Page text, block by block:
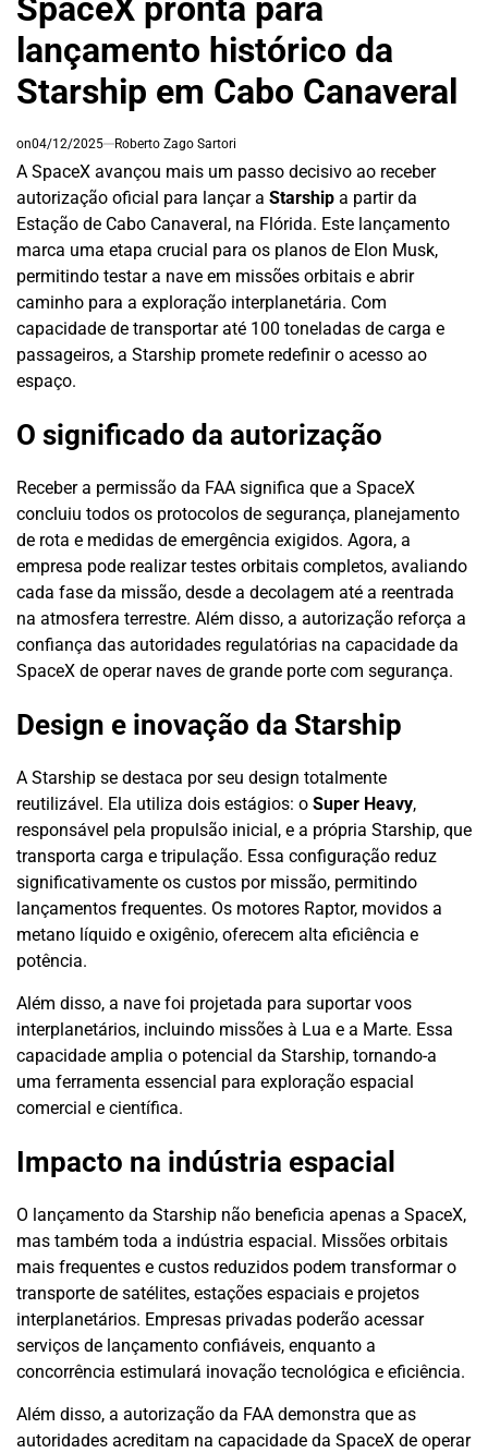
SpaceX pronta para
lançamento histórico da
Starship em Cabo Canaveral
on04/12/2025 Roberto Zago Sartori
A SpaceX avançou mais um passo decisivo ao receber
autorização oficial para lançar a Starship a partir da
Estação de Cabo Canaveral, na Flórida. Este lançamento
marca uma etapa crucial para os planos de Elon Musk,
permitindo testar a nave em missões orbitais e abrir
caminho para a exploração interplanetária. Com
capacidade de transportar até 100 toneladas de carga e
passageiros, a Starship promete redefinir o acesso ao
espaço.
O significado da autorização
Receber a permissão da FAA significa que a SpaceX
concluiu todos os protocolos de segurança, planejamento
de rota e medidas de emergência exigidos. Agora, a
empresa pode realizar testes orbitais completos, avaliando
cada fase da missão, desde a decolagem até a reentrada
na atmosfera terrestre. Além disso, a autorização reforça a
confiança das autoridades regulatórias na capacidade da
SpaceX de operar naves de grande porte com segurança.
Design e inovação da Starship
A Starship se destaca por seu design totalmente
reutilizável. Ela utiliza dois estágios: o Super Heavy,
responsável pela propulsão inicial, e a própria Starship, que
transporta carga e tripulação. Essa configuração reduz
significativamente os custos por missão, permitindo
lançamentos frequentes. Os motores Raptor, movidos a
metano líquido e oxigênio, oferecem alta eficiência e
potência.
Além disso, a nave foi projetada para suportar voos
interplanetários, incluindo missões à Lua e a Marte. Essa
capacidade amplia o potencial da Starship, tornando-a
uma ferramenta essencial para exploração espacial
comercial e científica.
Impacto na indústria espacial
O lançamento da Starship não beneficia apenas a SpaceX,
mas também toda a indústria espacial. Missões orbitais
mais frequentes e custos reduzidos podem transformar o
transporte de satélites, estações espaciais e projetos
interplanetários. Empresas privadas poderão acessar
serviços de lançamento confiáveis, enquanto a
concorrência estimulará inovação tecnológica e eficiência.
Além disso, a autorização da FAA demonstra que as
autoridades acreditam na capacidade da SpaceX de operar